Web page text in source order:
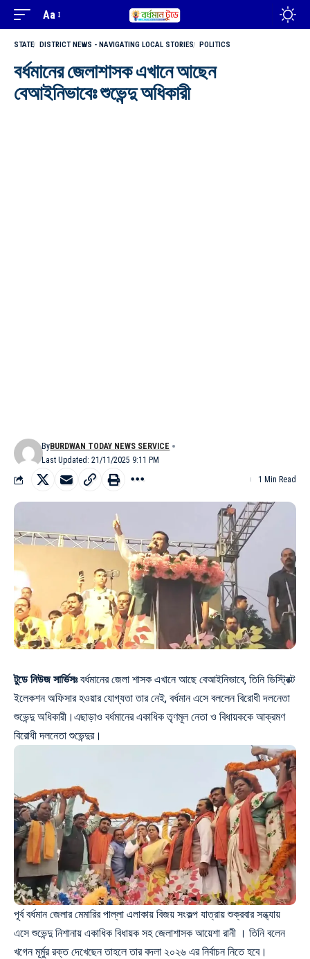
Aa
STATE DISTRICT NEWS - NAVIGATING LOCAL STORIES POLITICS
বর্ধমানের জেলাশাসক এখানে আছেন
বেআইনিভাবেঃ শুভেন্দু অধিকারী
Last Updated: 21/11/2025 9:11 PM
ByBURDWAN TODAY NEWS SERVICE
1 Min Read
টুডে নিউজ সার্ভিসঃবর্ধমানের জেলা শাসক এখানে আছে বেআইনিভাবে, তিনি ডিস্ট্রিক্ট
ইলেকশন অফিসার হওয়ার যোগ্যতা তার নেই, বর্ধমান এসে বললেন বিরোধী দলনেতা
শুভেন্দু অধিকারী ।এছাড়াও বর্ধমানের একাধিক তৃণমূল নেতা ও বিধায়ককে আক্রমণ
বিরোধী দলনেতা শুভেন্দুর।
পূর্ব বর্ধমান জেলার মেমারির পাল্লা এলাকায় বিজয় সংকল্প যাত্রায় শুক্রবার সন্ধ্যায়
এসে শুভেন্দু নিশানায় একাধিক বিধায়ক সহ জেলাশাসক আয়েশা রানী । তিনি বলেন
খগেন মূর্মুর রক্ত দেখেছেন তাহলে তার বদলা ২০২৬ এর নির্বাচন নিতে হবে।